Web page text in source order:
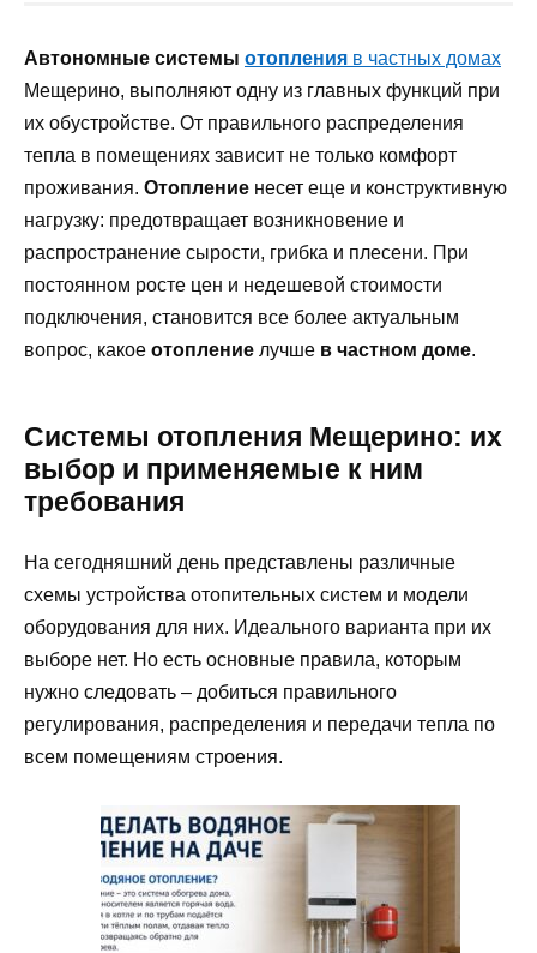
Автономные системы отопления в частных домах
Мещерино, выполняют одну из главных функций при
их обустройстве. От правильного распределения
тепла в помещениях зависит не только комфорт
проживания. Отопление несет еще и конструктивную
нагрузку: предотвращает возникновение и
распространение сырости, грибка и плесени. При
постоянном росте цен и недешевой стоимости
подключения, становится все более актуальным
вопрос, какое отопление лучше в частном доме.
Системы отопления Мещерино: их
выбор и применяемые к ним
требования
На сегодняшний день представлены различные
схемы устройства отопительных систем и модели
оборудования для них. Идеального варианта при их
выборе нет. Но есть основные правила, которым
нужно следовать – добиться правильного
регулирования, распределения и передачи тепла по
всем помещениям строения.